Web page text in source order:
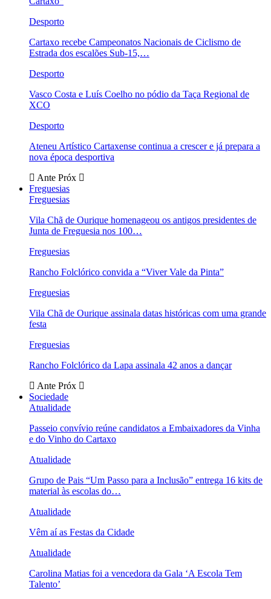
Desporto
Cartaxo recebe Campeonatos Nacionais de Ciclismo de
Estrada dos escalões Sub-15,…
Desporto
Vasco Costa e Luís Coelho no pódio da Taça Regional de
XCO
Desporto
Ateneu Artístico Cartaxense continua a crescer e já prepara a
nova época desportiva
Ante Próx
Freguesias
Freguesias
Vila Chã de Ourique homenageou os antigos presidentes de
Junta de Freguesia nos 100…
Freguesias
Rancho Folclórico convida a “Viver Vale da Pinta”
Freguesias
Vila Chã de Ourique assinala datas históricas com uma grande
festa
Freguesias
Rancho Folclórico da Lapa assinala 42 anos a dançar
Ante Próx
Sociedade
Atualidade
Passeio convívio reúne candidatos a Embaixadores da Vinha
e do Vinho do Cartaxo
Atualidade
Grupo de Pais “Um Passo para a Inclusão” entrega 16 kits de
material às escolas do…
Atualidade
Vêm aí as Festas da Cidade
Atualidade
Carolina Matias foi a vencedora da Gala ‘A Escola Tem
Talento’